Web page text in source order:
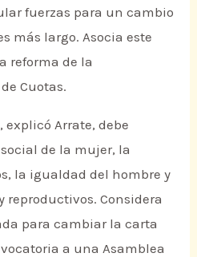
fuerzas para un cambio
más largo. Asocia este
reforma de la
Cuotas.
Arrate, debe
de la mujer, la
la igualdad del hombre y
reproductivos. Considera
para cambiar la carta
a una Asamblea